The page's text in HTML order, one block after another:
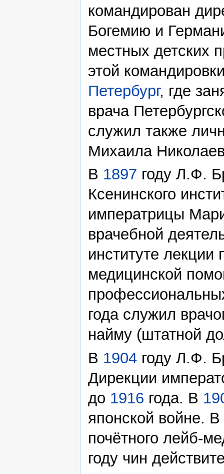
командирован
Богемию и
местных детских
этой
Петербург, где
врача
служил также
Михаила
В 1897 году Л.Ф.
Ксенинского
императрицы
врачебной
институте лекции
медицинской
года служил
найму (штатной
В 1904 году Л.Ф.
Дирекции
до 1916 года. В
японской войне. В
почётного лейб-
году чин